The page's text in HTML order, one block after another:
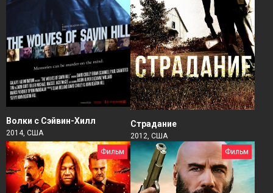
Волки с Сэйвин-Хилл
2014, США
Страдание
2012, США
Фильм
Фильм